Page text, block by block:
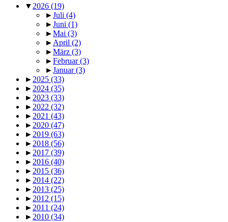
▼ 2026 (19)
►Juli (4)
►Juni (1)
►Mai (3)
► April (2)
►März (3)
►Februar(3)
►Januar(3)
► 2025 (33)
► 2024 (35)
► 2023 (33)
► 2022 (32)
► 2021 (43)
► 2020 (47)
► 2019 (63)
► 2018 (56)
► 2017 (39)
► 2016 (40)
► 2015 (36)
► 2014 (22)
► 2013 (25)
► 2012 (15)
► 2011 (24)
► 2010 (34)